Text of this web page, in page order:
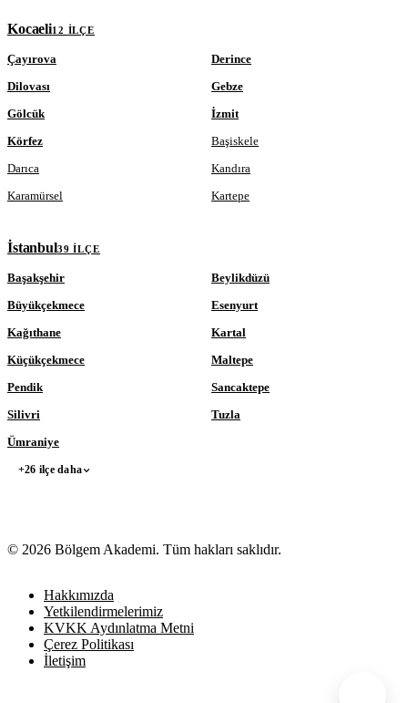
Kocaeli12 ILÇE
Çayırova
Derince
Dilovası
Gebze
Gölcük
İzmit
Körfez
Başiskele
Darıca
Kandıra
Karamürsel
Kartepe
İstanbul39 ILÇE
Başakşehir
Beylikdüzü
Büyükçekmece
Esenyurt
Kağıthane
Kartal
Küçükçekmece
Maltepe
Pendik
Sancaktepe
Silivri
Tuzla
Ümraniye
+26 ilçe daha
© 2026 Bölgem Akademi. Tüm hakları saklıdır.
Hakkımızda
Yetkilendirmelerimiz
KVKK Aydınlatma Metni
Çerez Politikası
İletişim